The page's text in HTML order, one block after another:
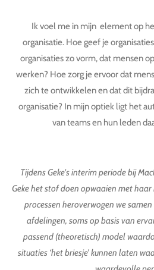
Ik voel me in mijn element op
organisatie. Hoe geef je
organisaties zo vorm, dat mensen
werken? Hoe zorg je ervoor dat
zich te ontwikkelen en dat dit
organisatie? In mijn optiek ligt het
van teams en hun leden
Tijdens Geke's interim periode bij
Geke het stof doen opwaaien met
processen heroverwogen we
afdelingen, soms op basis van
passend (theoretisch) model
situaties ‘het briesje’ kunnen laten